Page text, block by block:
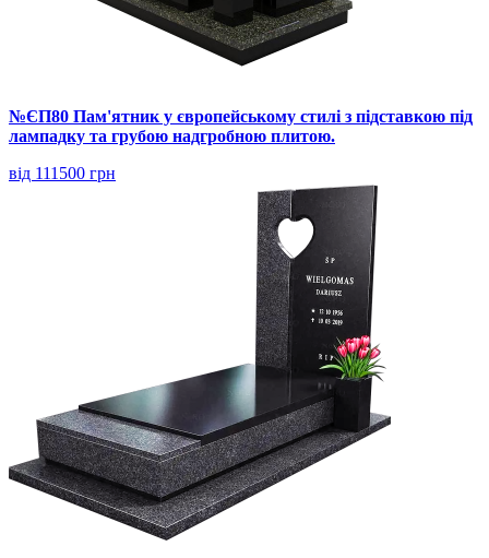
№ЄП80 Пам'ятник у європейському стилі з підставкою під
лампадку та грубою надгробною плитою.
від 111500 грн